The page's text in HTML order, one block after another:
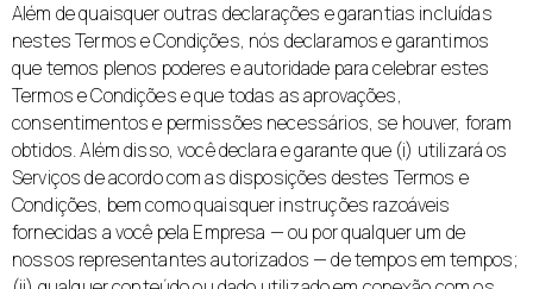
Além de quaisquer outras declarações e garantias incluídas
nestes Termos e Condições, nós declaramos e garantimos
que temos plenos poderes e autoridade para celebrar estes
Termos e Condições e que todas as aprovações,
consentimentos e permissões necessários, se houver, foram
obtidos. Além disso, você declara e garante que (i) utilizará os
Serviços de acordo com as disposições destes Termos e
Condições, bem como quaisquer instruções razoáveis
fornecidas a você pela Empresa — ou por qualquer um de
nossos representantes autorizados — de tempos em tempos;